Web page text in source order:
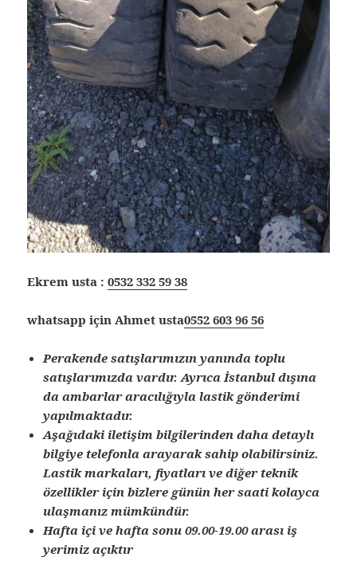
Ekrem usta :0532 332 59 38
whatsapp için Ahmet usta0552 603 96 56
Perakende satışlarımızın yanında toplu
satışlarımızda vardır. Ayrıca İstanbul dışına
da ambarlar aracılığıyla lastik gönderimi
yapılmaktadır.
Aşağıdaki iletişim bilgilerinden daha detaylı
bilgiye telefonla arayarak sahip olabilirsiniz.
Lastik markaları, fiyatları ve diğer teknik
özellikler için bizlere günün her saati kolayca
ulaşmanız mümkündür.
Hafta içi ve hafta sonu 09.00-19.00 arası iş
yerimiz açıktır